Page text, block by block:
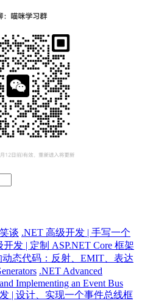
谈 .NET 高级开发 | 手写一个
开发 | 定制 ASP.NET Core 框架
动态代码：反射、EMIT、表达
.NET Advanced
Implementing an Event Bus
| 设计、实现一个事件总线框